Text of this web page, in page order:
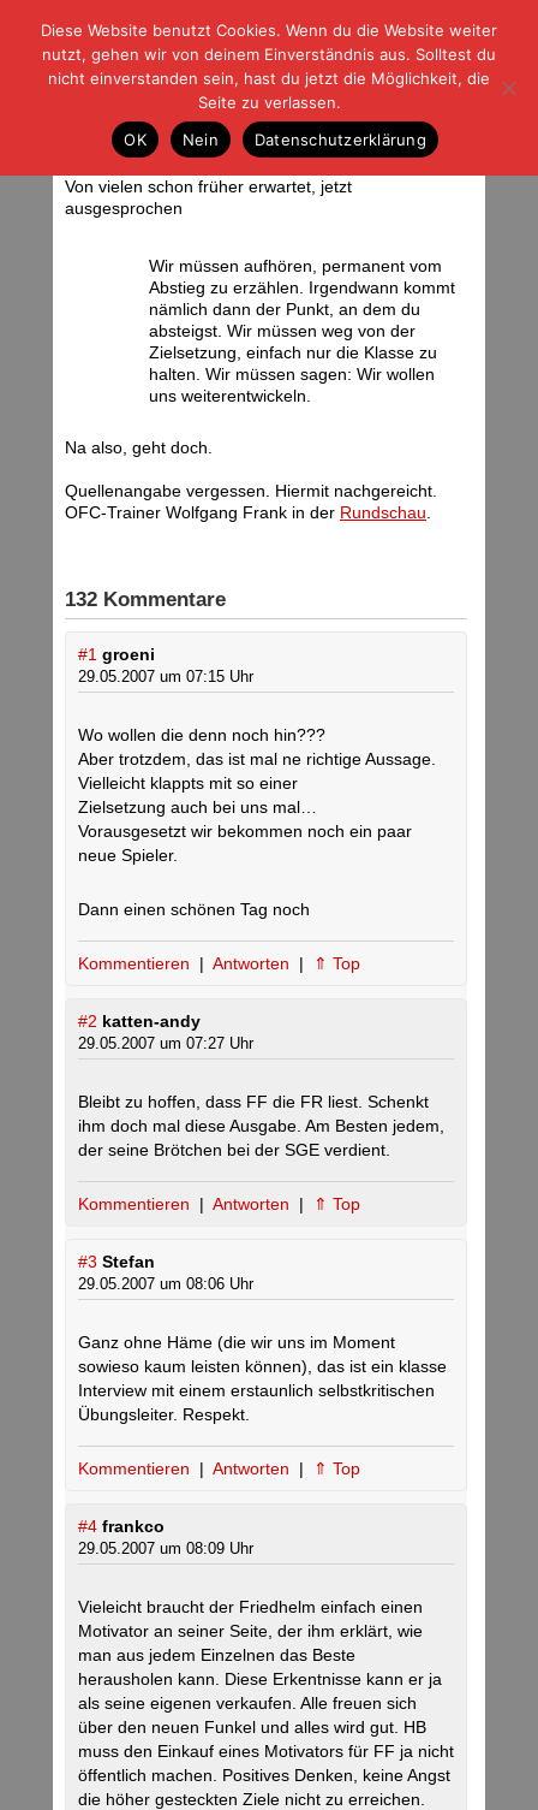
| | |BLOG-GFußball und der Rest
HOME|REGELN|IMPRESSUM |DATENSCHUTZ
Endlich ein offenes Wort
Dienstag, 29.05.07 | 06:55 Uhr
Von vielen schon früher erwartet, jetzt
ausgesprochen
Wir müssen aufhören, permanent vom
Abstieg zu erzählen. Irgendwann kommt
nämlich dann der Punkt, an dem du
absteigst. Wir müssen weg von der
Zielsetzung, einfach nur die Klasse zu
halten. Wir müssen sagen: Wir wollen
uns weiterentwickeln.
Na also, geht doch.
Quellenangabe vergessen. Hiermit nachgereicht.
OFC-Trainer Wolfgang Frank in der Rundschau
132 Kommentare
#1 groeni
29.05.2007 um 07:15 Uhr
Wo wollen die denn noch hin???
Aber trotzdem, das ist mal ne richtige Aussage.
Vielleicht klappts mit so einer
Zielsetzung auch bei uns mal…
Vorausgesetzt wir bekommen noch ein paar
neue Spieler.
Dann einen schönen Tag noch
Kommentieren | Antworten | ⇑ Top
#2 katten-andy
29.05.2007 um 07:27 Uhr
Bleibt zu hoffen, dass FF die FR liest. Schenkt
ihm doch mal diese Ausgabe. Am Besten jedem,
der seine Brötchen bei der SGE verdient.
Kommentieren | Antworten | ⇑ Top
#3 Stefan
29.05.2007 um 08:06 Uhr
Ganz ohne Häme (die wir uns im Moment
sowieso kaum leisten können), das ist ein klasse
Interview mit einem erstaunlich selbstkritischen
Übungsleiter. Respekt.
Kommentieren | Antworten | ⇑ Top
#4 frankco
29.05.2007 um 08:09 Uhr
Vieleicht braucht der Friedhelm einfach einen
Motivator an seiner Seite, der ihm erklärt, wie
man aus jedem Einzelnen das Beste
herausholen kann. Diese Erkentnisse kann er ja
als seine eigenen verkaufen. Alle freuen sich
über den neuen Funkel und alles wird gut. HB
muss den Einkauf eines Motivators für FF ja nicht
öffentlich machen. Positives Denken, keine Angst
die höher gesteckten Ziele nicht zu erreichen.
Diese Website benutzt Cookies. Wenn du die Website weiter
nutzt, gehen wir von deinem Einverständnis aus. Solltest du
nicht einverstanden sein, hast du jetzt die Möglichkeit, die
Seite zu verlassen.
OK
Nein Datenschutzerklärung